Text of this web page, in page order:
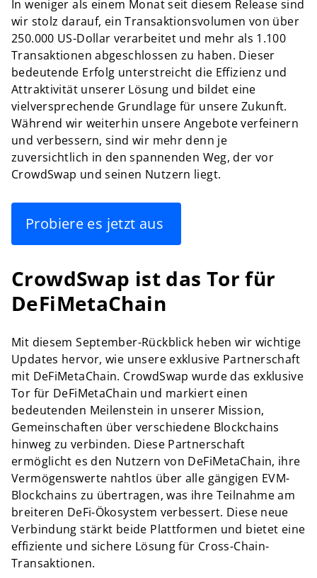
In weniger als einem Monat seit diesem Release sind
wir stolz darauf, ein Transaktionsvolumen von über
250.000 US-Dollar verarbeitet und mehr als 1.100
Transaktionen abgeschlossen zu haben. Dieser
bedeutende Erfolg unterstreicht die Effizienz und
Attraktivität unserer Lösung und bildet eine
vielversprechende Grundlage für unsere Zukunft.
Während wir weiterhin unsere Angebote verfeinern
und verbessern, sind wir mehr denn je
zuversichtlich in den spannenden Weg, der vor
CrowdSwap und seinen Nutzern liegt.
Probiere es jetzt aus
CrowdSwap ist das Tor für
DeFiMetaChain
Mit diesem September-Rückblick heben wir wichtige
Updates hervor, wie unsere exklusive Partnerschaft
mit DeFiMetaChain. CrowdSwap wurde das exklusive
Tor für DeFiMetaChain und markiert einen
bedeutenden Meilenstein in unserer Mission,
Gemeinschaften über verschiedene Blockchains
hinweg zu verbinden. Diese Partnerschaft
ermöglicht es den Nutzern von DeFiMetaChain, ihre
Vermögenswerte nahtlos über alle gängigen EVM-
Blockchains zu übertragen, was ihre Teilnahme am
breiteren DeFi-Ökosystem verbessert. Diese neue
Verbindung stärkt beide Plattformen und bietet eine
effiziente und sichere Lösung für Cross-Chain-
Transaktionen.